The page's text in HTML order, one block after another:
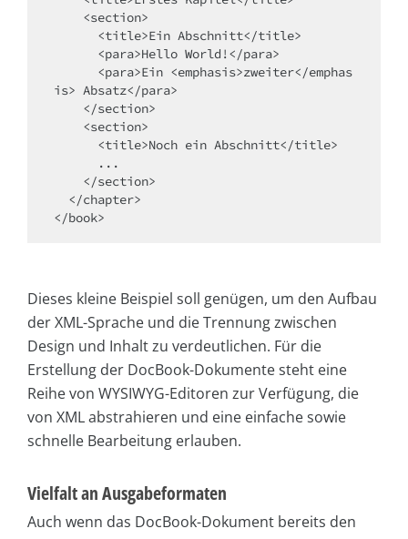
is> Absatz</para>
</book>
Dieses kleine Beispiel soll genügen, um den Aufbau
der XML-Sprache und die Trennung zwischen
Design und Inhalt zu verdeutlichen. Für die
Erstellung der DocBook-Dokumente steht eine
Reihe von WYSIWYG-Editoren zur Verfügung, die
von XML abstrahieren und eine einfache sowie
schnelle Bearbeitung erlauben.
Vielfalt an Ausgabeformaten
Auch wenn das DocBook-Dokument bereits den